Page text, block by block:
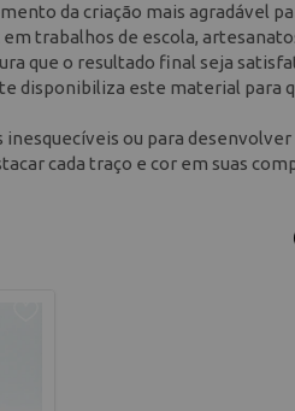
da criação mais agradável
trabalhos de escola,
que o resultado final seja
disponibiliza este material
inesquecíveis ou para
cada traço e cor em suas